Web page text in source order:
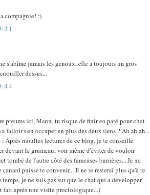
compagnie! :)
s'abîme jamais les genoux, elle a toujours un gros
dessus...
preums ici, Mann, tu risque de finir en paté pour chat
falloir s'en occuper en plus des deux tiens ? Ah ah ah...
Après moultes lectures de ce blog, je te conseille
devant le grumeau, voir même d'éviter de vouloir
tombé de l'autre côté des fameuses barrières... Je ne
canard puisse te convenir... Il ne te resterai plus qu'à te
je ne suis pas sur que le chat qui a développer
fait après une visite proctologique...)